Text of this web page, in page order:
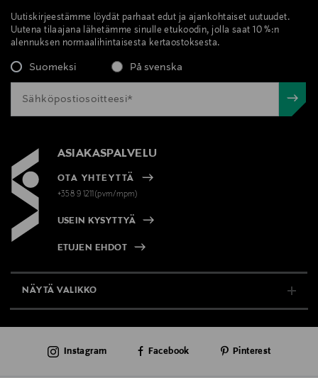
Uutiskirjeestämme löydät parhaat edut ja ajankohtaiset uutuudet.
Uutena tilaajana lähetämme sinulle etukoodin, jolla saat 10 %:n
alennuksen normaalihintaisesta kertaostoksesta.
Suomeksi På svenska
ASIAKASPALVELU
OTA YHTEYTTÄ
+358 9 1211(pvm/mpm)
USEIN KYSYTTYÄ
ETUJEN EHDOT
NÄYTÄ VALIKKO
AJANKOHTAISTA
Instagram Facebook Pinterest